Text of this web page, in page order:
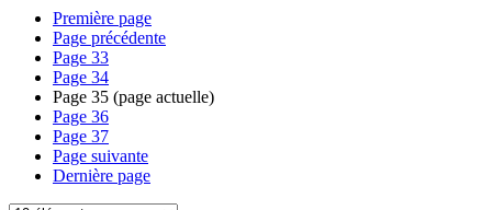
Première page
Page précédente
Page 33
Page 34
Page 35 (page actuelle)
Page 36
Page 37
Page suivante
Dernière page